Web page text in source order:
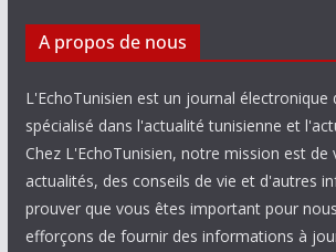
A propos de nous
L'EchoTunisien est un journal électronique
spécialisé dans l'actualité tunisienne et
Chez L'EchoTunisien, notre mission est de
actualités, des conseils de vie et d'autres
prouver que vous êtes important pour
efforçons de fournir des informations à